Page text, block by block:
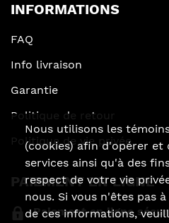
INFORMATIONS
FAQ
Info livraison
Garantie
Politique de retour
Politique de vie privée
PAIEMENT EN LIGNE
Paiement en ligne
Nous utilisons les
(cookies) afin d'opérer et
services ainsi qu'à des
respect de votre vie
nous. Si vous n'êtes pas
de ces informations,